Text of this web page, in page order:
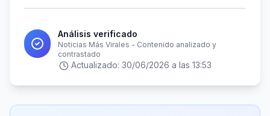
Análisis verificado
Noticias Más Virales - Contenido analizado y
contrastado
Actualizado: 30/06/2026 a las 13:53